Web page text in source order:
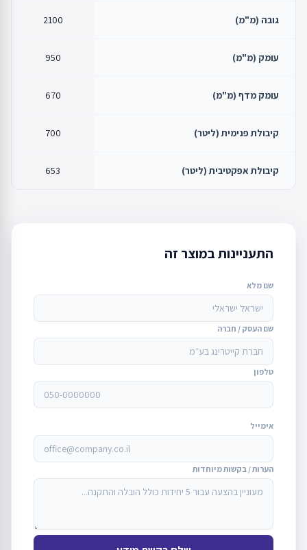
גובה (מ"מ) 2100
עומק (מ"מ) 950
עומק מדף (מ"מ) 670
קיבולת פנימית (ליטר) 700
קיבולת אפקטיבית (ליטר) 653
התעניינות במוצר זה
שם מלא
שם העסק / חברה
טלפון
אימייל
הערות / בקשות מיוחדות